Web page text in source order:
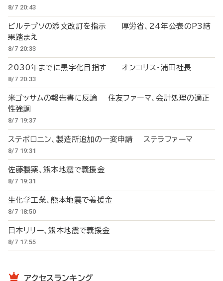
8/7 20:43
ビルテプソの添文改訂を指示 厚労省、24年公表のP3結
果踏まえ
8/7 20:33
2030年までに黒字化目指す オンコリス・浦田社長
8/7 20:33
米ゴッサムの報告書に反論 住友ファーマ、会計処理の適正
性強調
8/7 19:37
ステボロニン、製造所追加の一変申請 ステラファーマ
8/7 19:31
佐藤製薬、熊本地震で義援金
8/7 19:31
生化学工業、熊本地震で義援金
8/7 18:50
日本リリー、熊本地震で義援金
8/7 17:55
アクセスランキング